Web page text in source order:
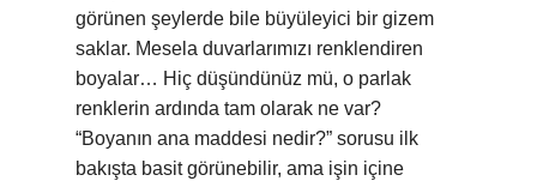
görünen şeylerde bile büyüleyici bir gizem
saklar. Mesela duvarlarımızı renklendiren
boyalar… Hiç düşündünüz mü, o parlak
renklerin ardında tam olarak ne var?
“Boyanın ana maddesi nedir?” sorusu ilk
bakışta basit görünebilir, ama işin içine